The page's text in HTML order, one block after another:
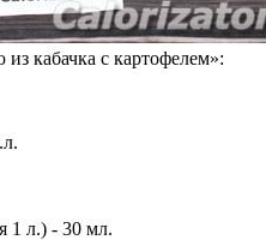
из кабачка с картофелем»:
1 л.) - 30 мл.